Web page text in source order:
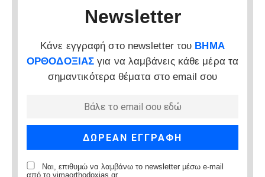
Newsletter
Κάνε εγγραφή στο newsletter του ΒΗΜΑ
ΟΡΘΟΔΟΞΙΑΣ για να λαμβάνεις κάθε μέρα τα
σημαντικότερα θέματα στο email σου
Ναι, επιθυμώ να λαμβάνω το newsletter μέσω e-mail
από το vimaorthodoxias.gr